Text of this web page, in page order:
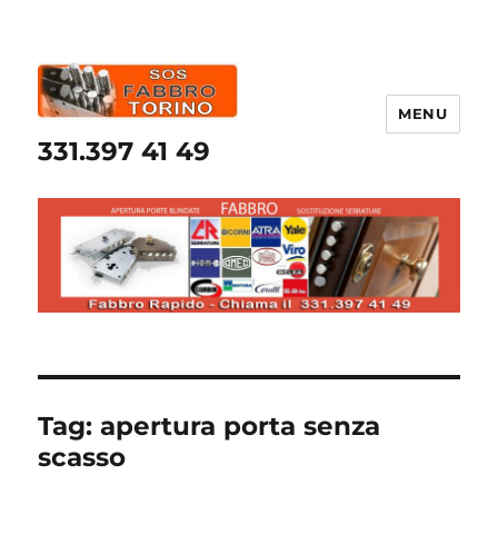
331.397 41 49
MENU
Tag:apertura porta senza
scasso